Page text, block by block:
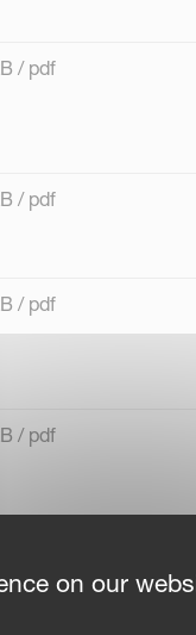
/ pdf
/ pdf
/ pdf
/ pdf
on our